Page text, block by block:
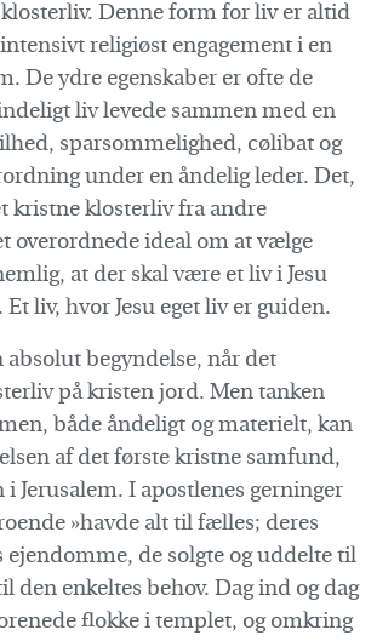
Denne form for liv er altid
religiøst engagement i en
De ydre egenskaber er ofte de
liv levede sammen med en
sparsommelighed, cølibat og
under en åndelig leder. Det,
kristne klosterliv fra andre
overordnede ideal om at vælge
at der skal være et liv i Jesu
liv, hvor Jesu eget liv er guiden.
absolut begyndelse, når det
på kristen jord. Men tanken
både åndeligt og materielt, kan
af det første kristne samfund,
i Jerusalem. I apostlenes gerninger
»havde alt til fælles; deres
ejendomme, de solgte og uddelte til
den enkeltes behov. Dag ind og dag
flokke i templet, og omkring